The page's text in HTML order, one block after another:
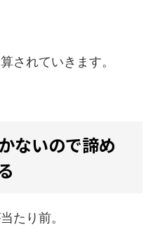
されていきます。
ないので諦め
たり前。